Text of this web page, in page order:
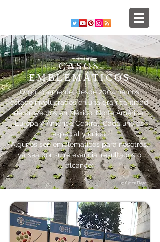
Orgullosamente, desde 2004 hemos
estado involucrados en una gran cantidad
de proyectos en México, Norte América,
Europa y América Central. Cada uno es
especial y único.
Algunos son emblemáticos para nosotros,
ya sea por su relevancia, resultados o
alcance:
CASOS
EMBLEMÁTICOS
© Cynthia Pliego